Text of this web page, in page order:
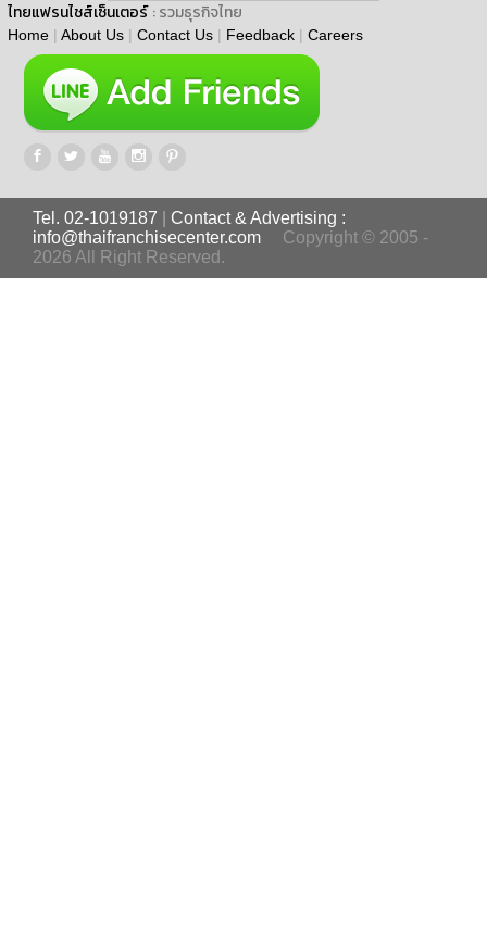
ไทยแฟรนไชส์เซ็นเตอร์ : รวมธุรกิจไทย
Home | About Us | Contact Us | Feedback | Careers
Tel. 02-1019187
Contact & Advertising :
info@thaifranchisecenter.com
Copyright © 2005 -
2026 All Right Reserved.